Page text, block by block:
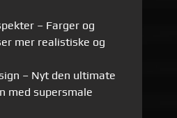
– Farger og
mer realistiske og
– Nyt den ultimate
med supersmale